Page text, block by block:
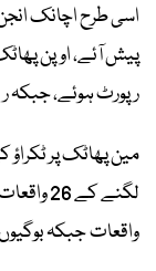
رپورٹ ہوئے، جبکہ
واقعات جبکہ بوگیوں کے